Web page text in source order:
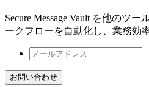
Secure Message Vault を他のツ
ークフローを自動化し、業務効
お問い合わせ